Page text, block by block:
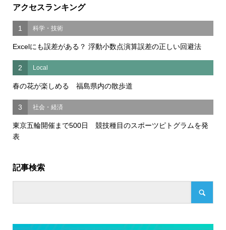
アクセスランキング
1 科学・技術
Excelにも誤差がある？ 浮動小数点演算誤差の正しい回避法
2 Local
春の花が楽しめる 福島県内の散歩道
3 社会・経済
東京五輪開催まで500日 競技種目のスポーツピトグラムを発
表
記事検索